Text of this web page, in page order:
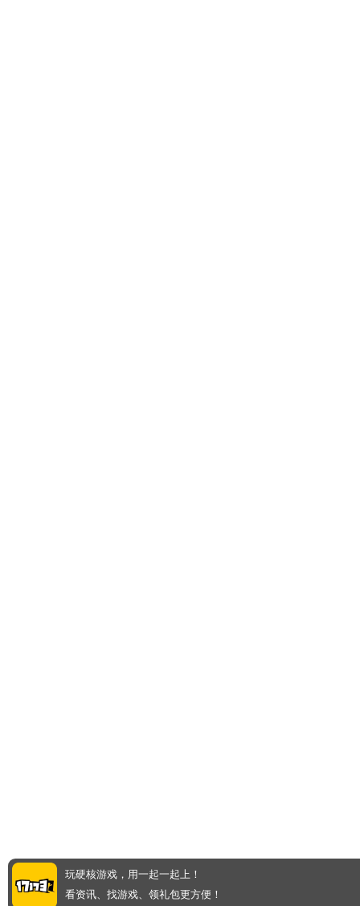
玩硬核游戏，用一起一起上！
看资讯、找游戏、领礼包更方便！